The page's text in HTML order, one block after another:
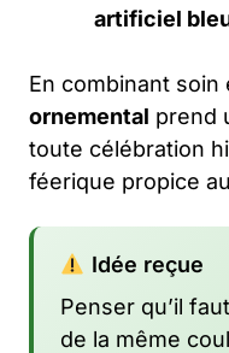
artificiel
En combinant soin
ornemental prend
toute célébration
féerique propice
Idée reçue
Penser qu’il
de la même